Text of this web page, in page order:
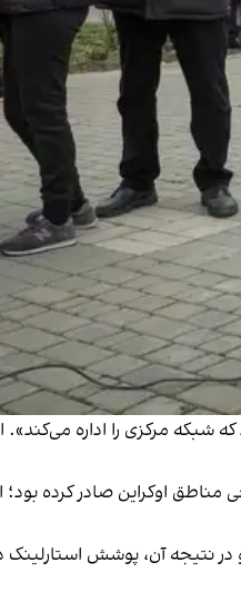
شبکه مرکزی را اداره
استارلینک را در برخی مناطق اوکراین
در نتیجه آن، پوشش